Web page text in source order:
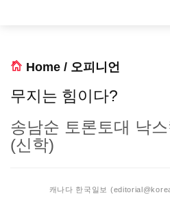
Home / 오피니언
무지는 힘이다?
송남순 토론토대 낙
(신학)
캐나다 한국일보